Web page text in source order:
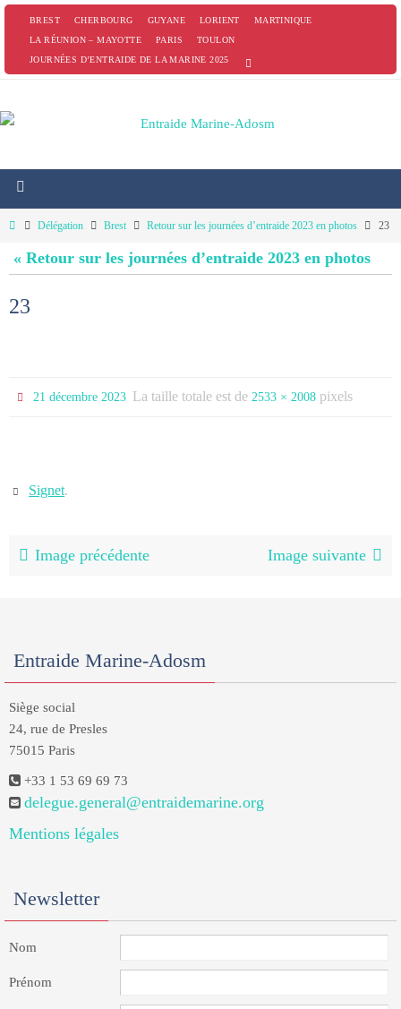
PasserBREST CHERBOURG GUYANE LORIENT
MARTINIQUE
LA RÉUNION – MAYOTTE
PARIS
TOULON
JOURNÉES D’ENTRAIDE DE LA MARINE 2025
HomeDélégation Brest Retour sur les journées d’entraide 2023 en photos 23
« Retour sur les journées d’entraide 2023 en photos
23
21 décembre 2023 La taille totale est de 2533 × 2008 pixels
Signet.
Image précédente Image suivante
Entraide Marine-Adosm
Siège social
24, rue de Presles
75015 Paris
+33 1 53 69 69 73
delegue.general@entraidemarine.org
Mentions légales
Newsletter
Nom
Prénom